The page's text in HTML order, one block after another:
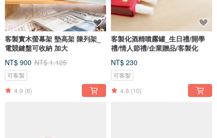
客製實木螢幕架 墊高架 陳列架_
電競鍵盤可收納 加大
NT$ 900 NT$ 1,125
可客製
4.9 (8)
客製化酒精噴霧罐_生日禮/開學
禮/情人節禮/企業贈品/客製化
NT$ 230
可客製
4.8 (10)